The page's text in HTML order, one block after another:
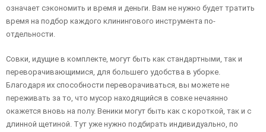
означает сэкономить и время и деньги. Вам не нужно будет тратить
время на подбор каждого клинингового инструмента по-
отдельности.
Совки, идущие в комплекте, могут быть как стандартными, так и
переворачивающимися, для большего удобства в уборке.
Благодаря их способности переворачиваться, вы можете не
переживать за то, что мусор находящийся в совке нечаянно
окажется вновь на полу. Веники могут быть как с короткой, так и с
длинной щетиной. Тут уже нужно подбирать индивидуально, по